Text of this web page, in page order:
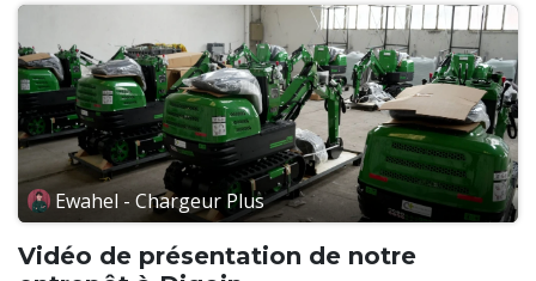
Ewahel - Chargeur Plus
Vidéo de présentation de notre